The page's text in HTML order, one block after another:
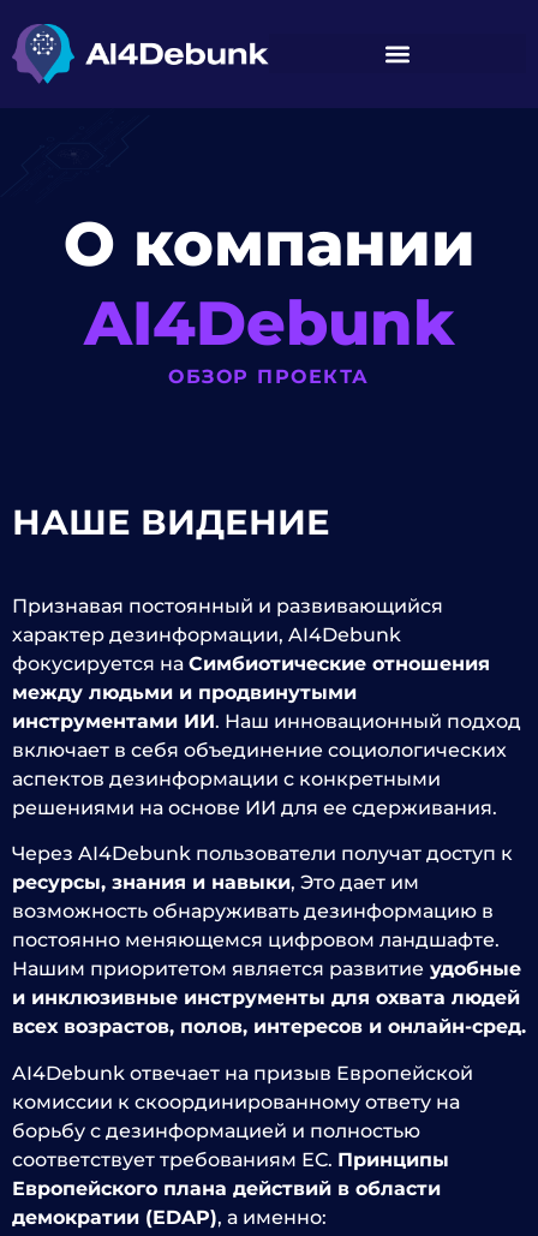
О компании
AI4Debunk
ОБЗОР ПРОЕКТА
НАШЕ ВИДЕНИЕ
Признавая постоянный и развивающийся
характер дезинформации, AI4Debunk
фокусируется на Симбиотические отношения
между людьми и продвинутыми
инструментами ИИ. Наш инновационный подход
включает в себя объединение социологических
аспектов дезинформации с конкретными
решениями на основе ИИ для ее сдерживания.
Через AI4Debunk пользователи получат доступ к
ресурсы, знания и навыки, Это дает им
возможность обнаруживать дезинформацию в
постоянно меняющемся цифровом ландшафте.
Нашим приоритетом является развитие удобные
и инклюзивные инструменты для охвата людей
всех возрастов, полов, интересов и онлайн-сред.
AI4Debunk отвечает на призыв Европейской
комиссии к скоординированному ответу на
борьбу с дезинформацией и полностью
соответствует требованиям ЕС. Принципы
Европейского плана действий в области
демократии (EDAP), а именно: